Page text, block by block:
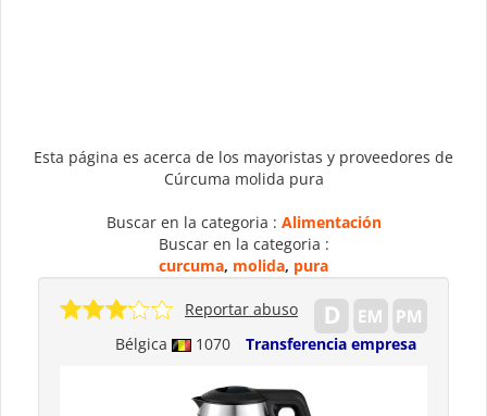
Esta página es acerca de los mayoristas y proveedores de
Cúrcuma molida pura
Buscar en la categoria : Alimentación
Buscar en la categoria :
curcuma, molida, pura
Bélgica 1070 Transferencia empresa
Reportar abuso